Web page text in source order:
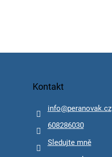
Kontakt
info@peranovak.cz
608286030
Sledujte mně